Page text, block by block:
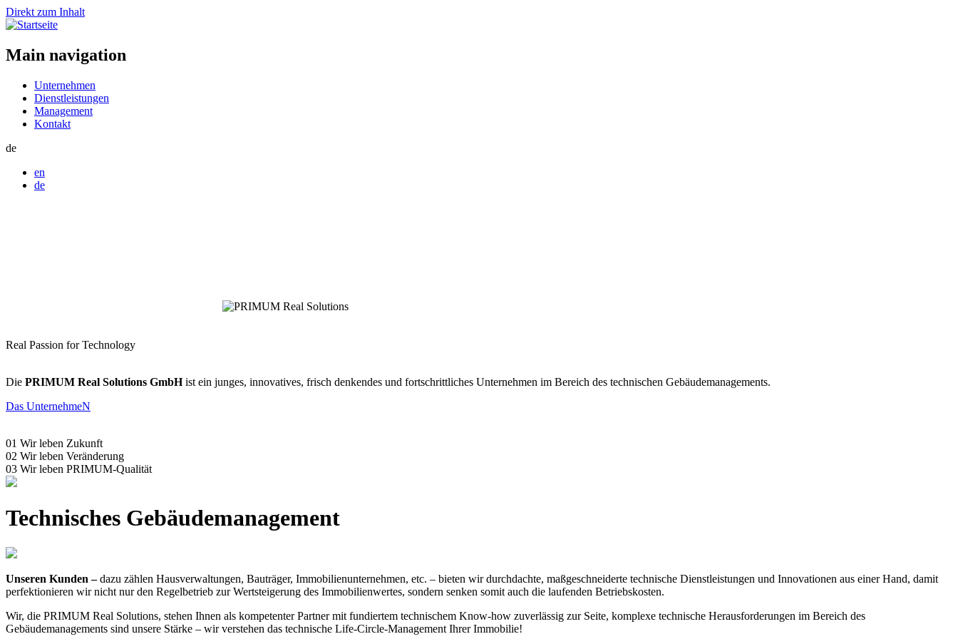
Direkt zum Inhalt
Main navigation
Unternehmen
Dienstleistungen
Management
Kontakt
de
en
de
Real Pas­sion for Tech­no­lo­gy
Die PRIMUM Real Solutions GmbHist ein junges, innovatives, frisch denkendes und fortschrittliches Unternehmen im Bereich des technischen Gebäudemanagements.
Das UnternehmeN
01 Wir leben Zukunft
02 Wir leben Veränderung
03 Wir leben PRIMUM-Qualität
Technisches Gebäudemanagement
Unseren Kunden –dazu zählen Hausverwaltungen, Bauträger, Immobilienunternehmen, etc. – bieten wir durchdachte, maßgeschneiderte technische Dienstleistungen und Innovationen aus einer Hand, damit
perfektionieren wir nicht nur den Regelbetrieb zur Wertsteigerung des Immobilienwertes, sondern senken somit auch die laufenden Betriebskosten.
Wir, die PRIMUM Real Solutions, stehen Ihnen als kompetenter Partner mit fundiertem technischem Know-how zuverlässig zur Seite, komplexe technische Herausforderungen im Bereich des
Gebäudemanagements sind unsere Stärke – wir verstehen das technische Life-Circle-Management Ihrer Immobilie!